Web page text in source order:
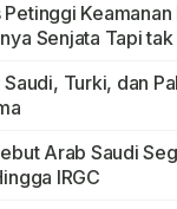
Keamanan
Senjata Tapi tak
Saudi, Turki, dan
Arab Saudi
IRGC